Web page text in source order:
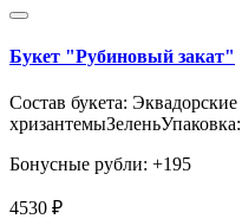
Букет "Рубиновый закат"
Состав букета:
Бонусные рубли: +195
4530 ₽